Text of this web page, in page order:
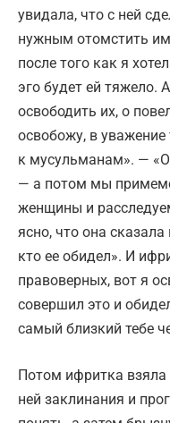
увидала, что с ней
нужным отомстить
после того как я
эго будет ей тяжело.
освободить их, о
освобожу, в
к мусульманам». —
— а потом мы
женщины и
ясно, что она
кто ее обидел». И
правоверных, вот я
совершил это и
самый близкий тебе
Потом ифритка
ней заклинания и